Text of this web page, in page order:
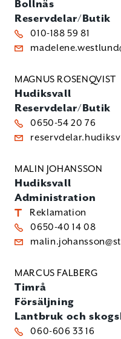
Bollnäs
Reservdelar/Butik
010-188 59 81
MAGNUS ROSENQVIST
Hudiksvall
Reservdelar/Butik
0650-54 20 76
MALIN JOHANSSON
Hudiksvall
Administration
Reklamation
0650-40 14 08
MARCUS FALBERG
Timrå
Försäljning
Lantbruk och
060-606 33 16